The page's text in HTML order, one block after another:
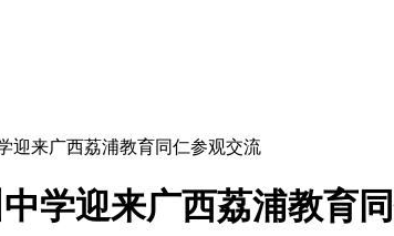
迎来广西荔浦教育同仁参观交流
学迎来广西荔浦教育